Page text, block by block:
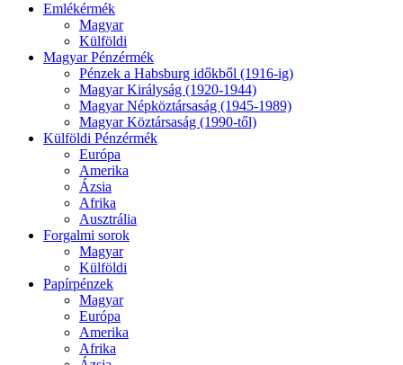
Emlékérmék
Magyar
Külföldi
Magyar Pénzérmék
Pénzek a Habsburg időkből (1916-ig)
Magyar Királyság (1920-1944)
Magyar Népköztársaság (1945-1989)
Magyar Köztársaság (1990-től)
Külföldi Pénzérmék
Európa
Amerika
Ázsia
Afrika
Ausztrália
Forgalmi sorok
Magyar
Külföldi
Papírpénzek
Magyar
Európa
Amerika
Afrika